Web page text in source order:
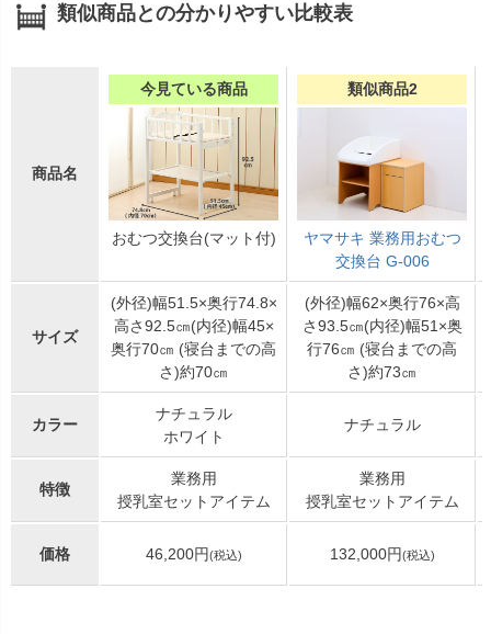
類似商品との分かりやすい比較表
商品名
今見ている商品
おむつ交換台(マット付)
類似商品2
ヤマサキ 業務用おむつ
交換台 G-006
サイズ
(外径)幅51.5×奥行74.8×
高さ92.5㎝(内径)幅45×
奥行70㎝ (寝台までの高
さ)約70㎝
(外径)幅62×奥行76×高
さ93.5㎝(内径)幅51×奥
行76㎝ (寝台までの高
さ)約73㎝
カラー
ナチュラル
ホワイト
ナチュラル
特徴
業務用
授乳室セットアイテム
業務用
授乳室セットアイテム
価格 46,200円(税込) 132,000円(税込)